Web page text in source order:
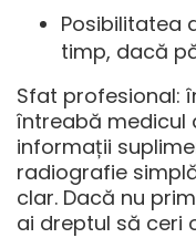
Posibilitatea
timp, dacă
Sfat profesional:
întreabă medicul
informații
radiografie
clar. Dacă nu
ai dreptul să ceri